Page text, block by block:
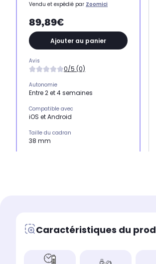
Vendu et expédié par Zoomici
89,89€
Ajouter au panier
Avis
0/5 (0)
Autonomie
Entre 2 et 4 semaines
Compatible avec
iOS et Android
Taille du cadran
38 mm
Caractéristiques du